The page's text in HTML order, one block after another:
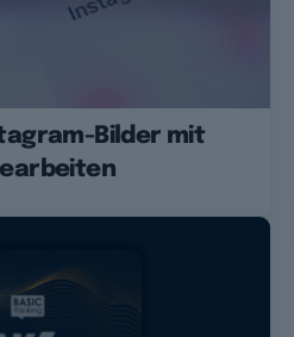
Bilder mit